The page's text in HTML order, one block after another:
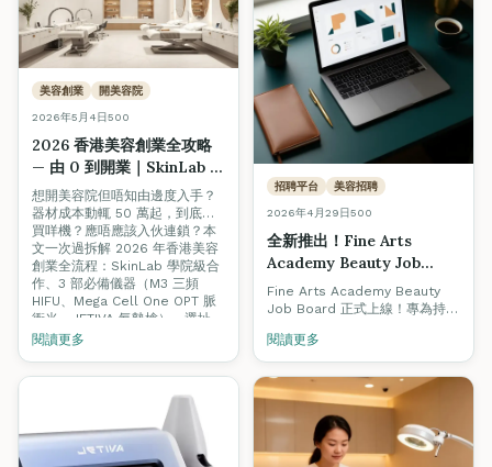
考牌、入行、開店一文搞掂。
美容創業 開美容院
2026年5月4日500
2026 香港美容創業全攻略
— 由 0 到開業｜SkinLab 器
材合作、3 部必備機、選址
（附 5 月 18 日 Open Day
報名）
想開美容院但唔知由邊度入手？
器材成本動輒 50 萬起，到底要
買咩機？應唔應該入伙連鎖？本
文一次過拆解 2026 年香港美容
創業全流程：SkinLab 學院級合
作、3 部必備儀器（M3 三頻
HIFU、Mega Cell One OPT 脈
衝光、JETIVA 氣墊槍）、選址、
客源建立。5/18 Open Day 報名
閱讀更多
招聘平台 美容招聘
2026年4月29日500
全新推出！Fine Arts
Academy Beauty Job
Board 正式上線 — 2026 香
港美容招聘指南 + 求職必備
資格全攻略
Fine Arts Academy Beauty
Job Board 正式上線！專為持有
優質僱主而設。本文同步附上
2026 香港美容招聘熱門關鍵
字、入職資格、薪酬範圍與職涯
升級全攻略。
閱讀更多